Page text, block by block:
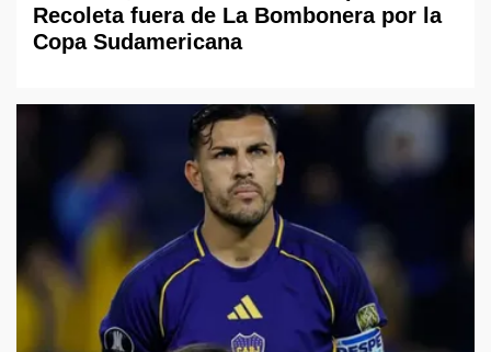
Recoleta fuera de La Bombonera por la
Copa Sudamericana